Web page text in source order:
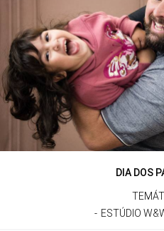
DIA DOS
ESTÚDIO